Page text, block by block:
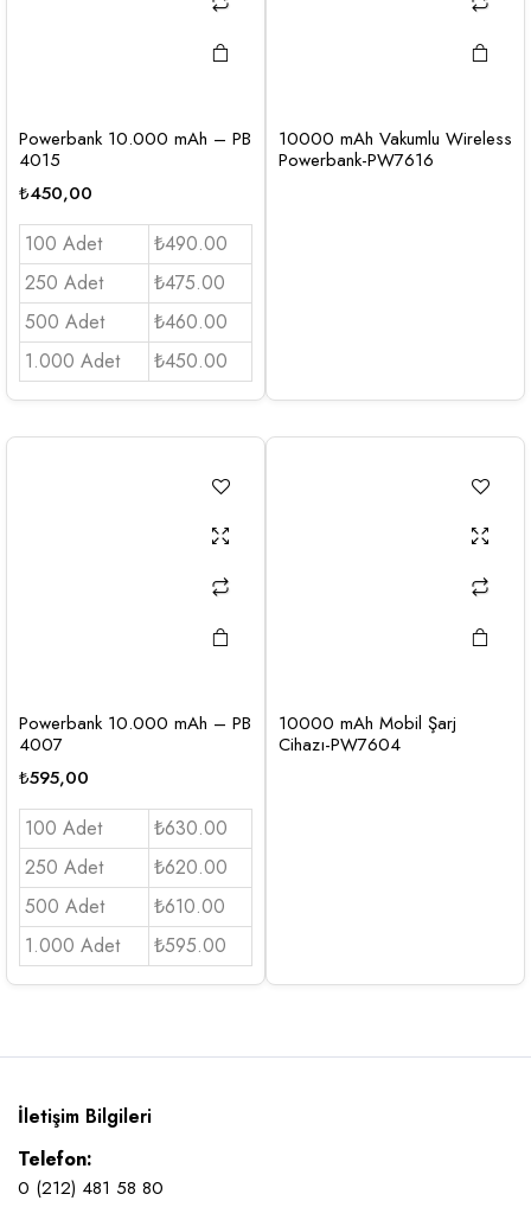
Powerbank 10.000 mAh – PB
4015
₺450,00
100 Adet
₺490.00
250 Adet
₺475.00
500 Adet
₺460.00
1.000 Adet
₺450.00
10000 mAh Vakumlu Wireless
Powerbank-PW7616
Powerbank 10.000 mAh – PB
4007
₺595,00
100 Adet
₺630.00
250 Adet
₺620.00
500 Adet
₺610.00
1.000 Adet
₺595.00
10000 mAh Mobil Şarj
Cihazı-PW7604
İletişim Bilgileri
Telefon:
0 (212) 481 58 80